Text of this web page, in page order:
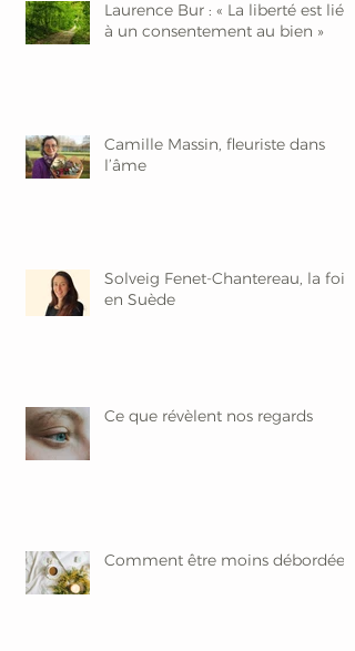
Laurence Bur : « La liberté est liée
à un consentement au bien »
Camille Massin, fleuriste dans
l’âme
Solveig Fenet-Chantereau, la foi
en Suède
Ce que révèlent nos regards
Comment être moins débordée ?